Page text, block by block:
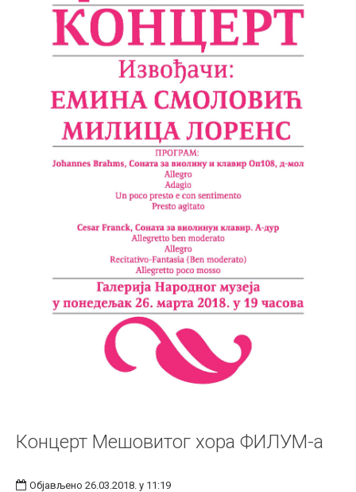
Концерт Мешовитог хора ФИЛУМ-а
Објављено 26.03.2018. у 11:19